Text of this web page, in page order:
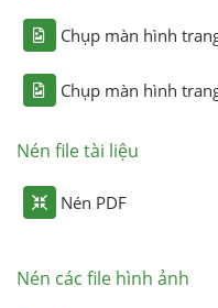
Chụp màn hình
Chụp màn hình
Nén file tài liệu
Nén PDF
Nén các file hình ảnh